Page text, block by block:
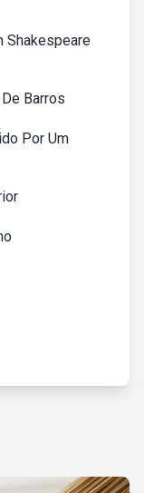
Shakespeare
Barros
Por Um